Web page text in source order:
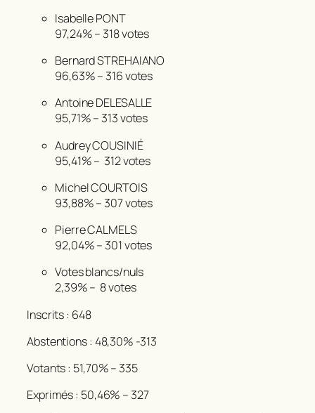
Isabelle PONT
97,24%– 318 votes
Bernard STREHAIANO
96,63%– 316 votes
Antoine DELESALLE
95,71% – 313 votes
Audrey COUSINIÉ
95,41% – 312 votes
Michel COURTOIS
93,88% – 307 votes
Pierre CALMELS
92,04% – 301 votes
Votes blancs/nuls
2,39% – 8 votes
Inscrits : 648
Abstentions : 48,30% -313
Votants : 51,70% – 335
Exprimés : 50,46% – 327